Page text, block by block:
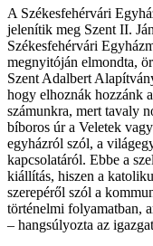
A Székesfehérvári
jelenítik meg Szent II.
Székesfehérvári
megnyitóján elmondta,
Szent Adalbert
hogy elhoznák hozzánk
számunkra, mert tavaly
bíboros úr a Veletek
egyházról szól, a
kapcsolatáról. Ebbe a
kiállítás, hiszen a
szerepéről szól a
történelmi folyamatban,
– hangsúlyozta az